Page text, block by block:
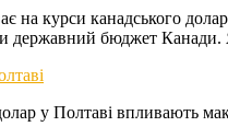
курси канадського
бюджет Канади.
у Полтаві впливають